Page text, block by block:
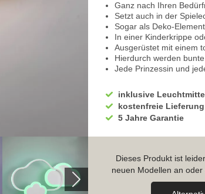
Ganz nach Ihren
Setzt auch in der
Sogar als Deko-
In einer Kinderkrippe
Ausgerüstet mit einem
Hierdurch werden
Jede Prinzessin und
Für eine leichte
Diese ist im
Zusätzlich mit einem
Sie können die
Beim Hören eines
Eine ganz niedrige
Nutzen Sie die
inklusive
kostenfreie Lieferung
5 Jahre Garantie
Dieses Produkt ist
neuen Modellen an